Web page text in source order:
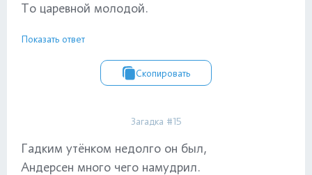
То царевной молодой.
Показать ответ
Скопировать
Загадка #15
Гадким утёнком недолго он был,
Андерсен много чего намудрил.